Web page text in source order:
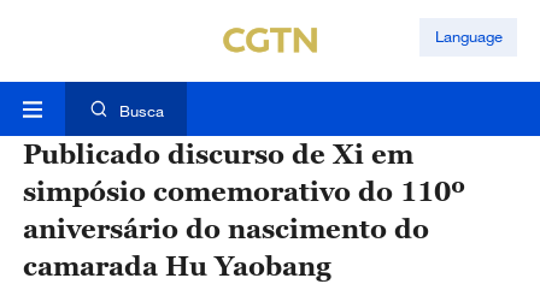
Language
Busca
Publicado discurso de Xi em
simpósio comemorativo do 110º
aniversário do nascimento do
camarada Hu Yaobang